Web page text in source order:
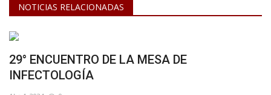
NOTICIAS RELACIONADAS
29° ENCUENTRO DE LA MESA DE
INFECTOLOGÍA